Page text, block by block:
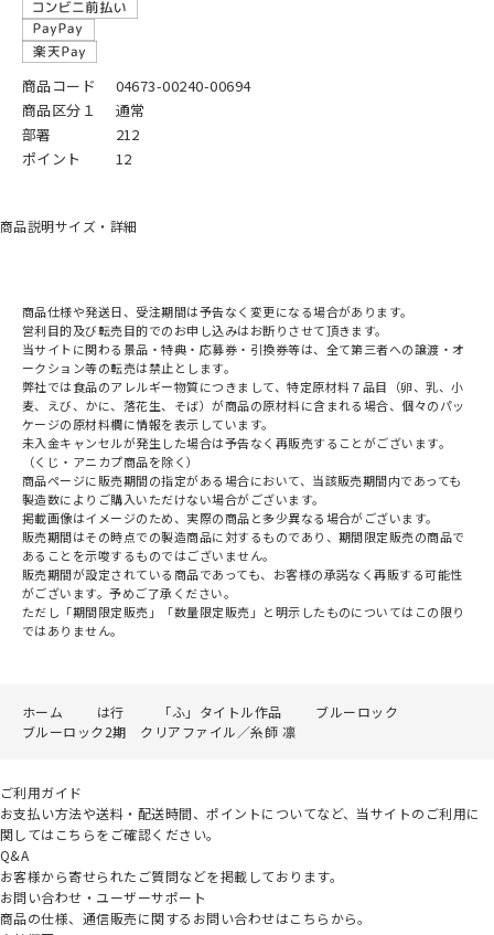
商品コード
04673-00240-00694
商品区分１
通常
部署
212
ポイント
12
商品説明サイズ・詳細
商品仕様や発送日、受注期間は予告なく変更になる場合があります。
営利目的及び転売目的でのお申し込みはお断りさせて頂きます。
当サイトに関わる景品・特典・応募券・引換券等は、全て第三者への譲渡・オ
ークション等の転売は禁止とします。
弊社では食品のアレルギー物質につきまして、特定原材料７品目（卵、乳、小
麦、えび、かに、落花生、そば）が商品の原材料に含まれる場合、個々のパッ
ケージの原材料欄に情報を表示しています。
未入金キャンセルが発生した場合は予告なく再販売することがございます。
（くじ・アニカプ商品を除く）
商品ページに販売期間の指定がある場合において、当該販売期間内であっても
製造数によりご購入いただけない場合がございます。
掲載画像はイメージのため、実際の商品と多少異なる場合がございます。
販売期間はその時点での製造商品に対するものであり、期間限定販売の商品で
あることを示唆するものではございません。
販売期間が設定されている商品であっても、お客様の承諾なく再販する可能性
がございます。予めご了承ください。
ただし「期間限定販売」「数量限定販売」と明示したものについてはこの限り
ではありません。
ホーム は行 「ふ」タイトル作品
ブルーロック
ブルーロック2期 クリアファイル／糸師 凛
ご利用ガイド
お支払い方法や送料・配送時間、ポイントについてなど、当サイトのご利用に
関してはこちらをご確認ください。
Q&A
お客様から寄せられたご質問などを掲載しております。
お問い合わせ・ユーザーサポート
商品の仕様、通信販売に関するお問い合わせはこちらから。